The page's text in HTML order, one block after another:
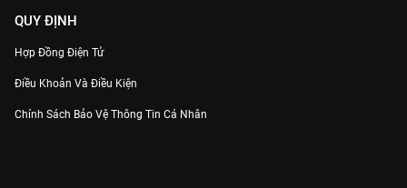
QUY ĐỊNH
Hợp Đồng Điện Tử
Điều Khoản Và Điều Kiện
Chính Sách Bảo Vệ Thông Tin Cá Nhân